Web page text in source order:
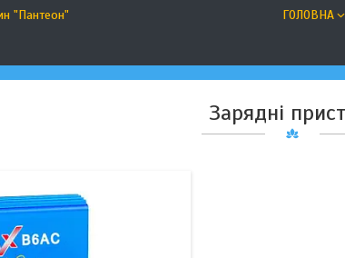
"Пантеон" ГОЛОВНА
Зарядні